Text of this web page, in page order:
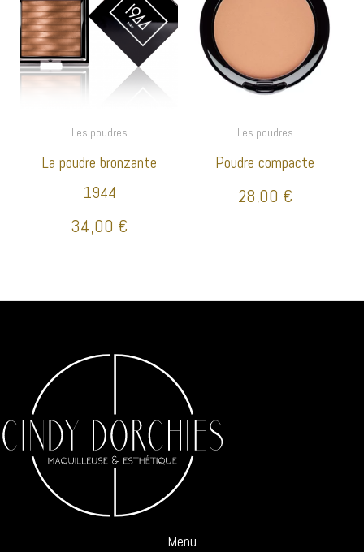
Les poudres
La poudre bronzante
1944
34,00 €
Les poudres
Poudre compacte
28,00 €
Menu